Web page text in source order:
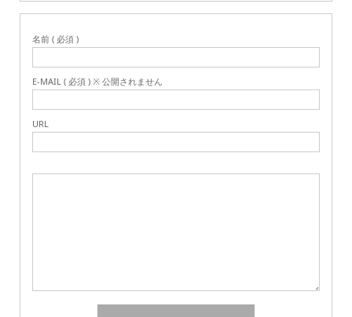
名前 ( 必須 )
E-MAIL ( 必須 ) ※ 公開されません
URL